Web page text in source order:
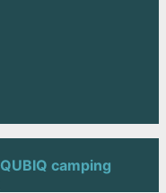
QUBIQ camping